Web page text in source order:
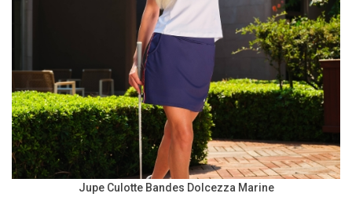
Jupe Culotte Bandes Dolcezza Marine